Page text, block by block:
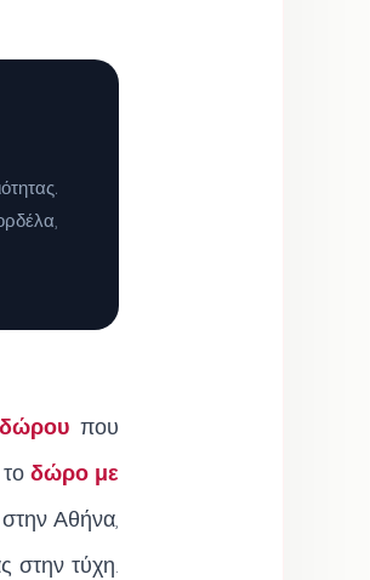
που
τοδώρο με
Αθήνα,
στην τύχη.